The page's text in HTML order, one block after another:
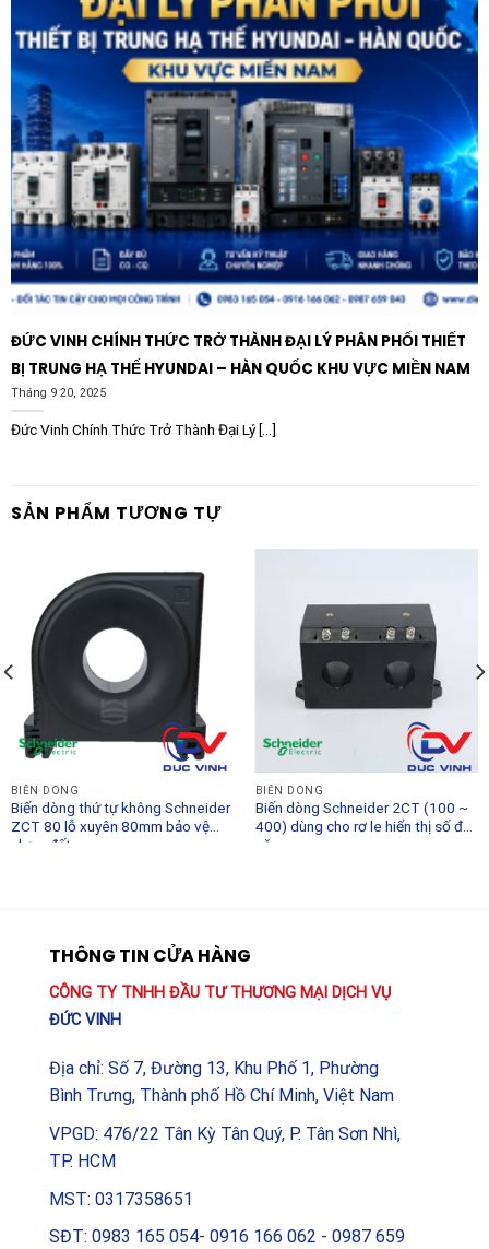
ĐỨC VINH CHÍNH THỨC TRỞ THÀNH ĐẠI LÝ PHÂN PHỐI THIẾT
BỊ TRUNG HẠ THẾ HYUNDAI – HÀN QUỐC KHU VỰC MIỀN NAM
Tháng 9 20, 2025
Đức Vinh Chính Thức Trở Thành Đại Lý [...]
SẢN PHẨM TƯƠNG TỰ
BIẾN DÒNG
Biến dòng thứ tự không Schneider
ZCT 80 lỗ xuyên 80mm bảo vệ
chạm đất
BIẾN DÒNG
Biến dòng Schneider 2CT (100 ~
400) dùng cho rơ le hiển thị số đa
năng
THÔNG TIN CỬA HÀNG
CÔNG TY TNHH ĐẦU TƯ THƯƠNG MẠI DỊCH VỤ
ĐỨC VINH
Địa chỉ: Số 7, Đường 13, Khu Phố 1, Phường
Bình Trưng, Thành phố Hồ Chí Minh, Việt Nam
VPGD: 476/22 Tân Kỳ Tân Quý, P. Tân Sơn Nhì,
TP. HCM
MST: 0317358651
SĐT: 0983 165 054- 0916 166 062 - 0987 659